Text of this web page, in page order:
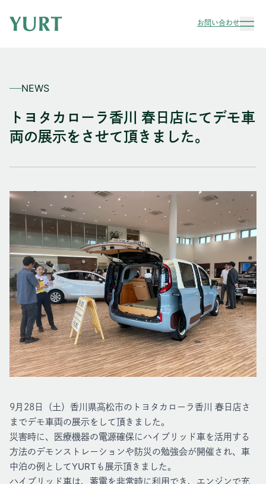
お問い合わせ
NEWS
トヨタカローラ香川 春日店にてデモ車
両の展示をさせて頂きました。
9月28日（土）香川県高松市のトヨタカローラ香川 春日店さ
までデモ車両の展示をして頂きました。
災害時に、医療機器の電源確保にハイブリッド車を活用する
方法のデモンストレーションや防災の勉強会が開催され、車
中泊の例としてYURTも展示頂きました。